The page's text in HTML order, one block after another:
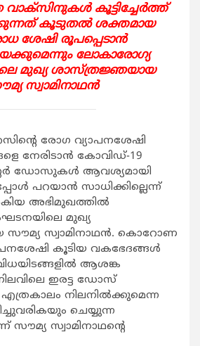
വാക്‌സിനുകള്‍ കൂട്ടിച്ചേര്‍ത്ത്
കൂടുതല്‍ ശക്തമായ
ശേഷി രൂപപ്പെടാന്‍
ലോകാരോഗ്യ
മുഖ്യ ശാസ്ത്രജ്ഞയായ
സ്വാമിനാഥന്‍
രോഗ വ്യാപനശേഷി
നേരിടാന്‍ കോവിഡ്-19
ഡോസുകള്‍ ആവശ്യമായി
പറയാന്‍ സാധിക്കില്ലെന്ന്
അഭിമുഖത്തില്‍
മുഖ്യ
സ്വാമിനാഥന്‍. കൊറോണ
കൂടിയ വകഭേദങ്ങള്‍
ആശങ്ക
ഇരട്ട ഡോസ്
നിലനില്‍ക്കുമെന്ന
ചെയ്യുന്ന
സ്വാമിനാഥന്റെ